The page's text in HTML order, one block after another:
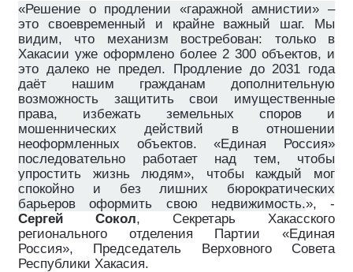
«Решение о продлении «гаражной амнистии» –
это своевременный и крайне важный шаг. Мы
видим, что механизм востребован: только в
Хакасии уже оформлено более 2 300 объектов, и
это далеко не предел. Продление до 2031 года
даёт нашим гражданам дополнительную
возможность защитить свои имущественные
права, избежать земельных споров и
мошеннических действий в отношении
неоформленных объектов. «Единая Россия»
последовательно работает над тем, чтобы
упростить жизнь людям», чтобы каждый мог
спокойно и без лишних бюрократических
барьеров оформить свою недвижимость.», ­-
Сергей Сокол, Секретарь Хакасского
регионального отделения Партии «Единая
Россия», Председатель Верховного Совета
Республики Хакасия.